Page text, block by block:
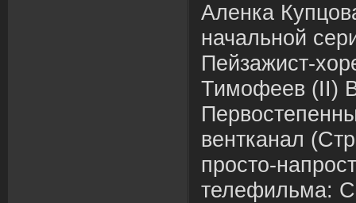
Аленка
начальной
Пейзажист-
Тимофеев (II)
вентканал
просто-
телефильма: